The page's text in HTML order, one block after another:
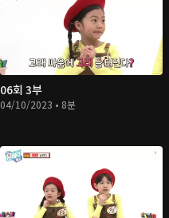
06회 3부
04/10/2023 • 8분